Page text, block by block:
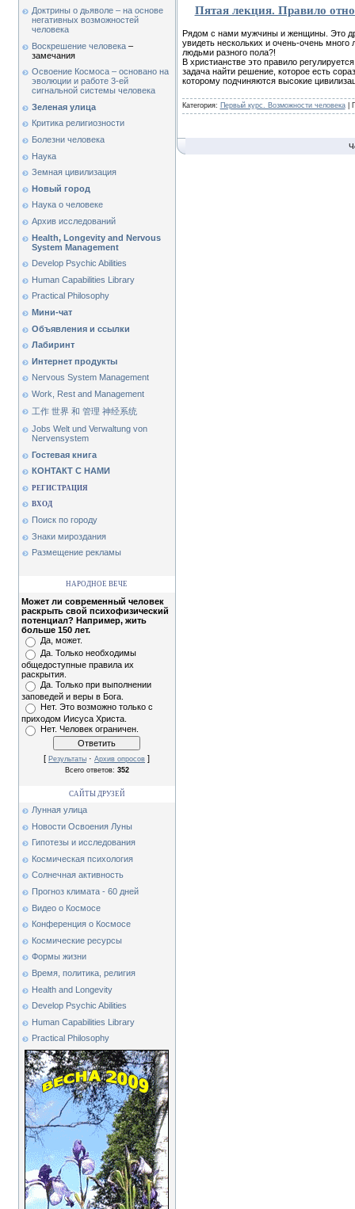
Доктрины о дьяволе – на основе
негативных возможностей
человека
Воскрешение человека–
замечания
Освоение Космоса – основано на
эволюции и работе 3-ей
сигнальной системы человека
Зеленая улица
Критика религиозности
Болезни человека
Наука
Земная цивилизация
Новый город
Наука о человеке
Архив исследований
Health, Longevity and Nervous
System Management
Develop Psychic Abilities
Human Capabilities Library
Practical Philosophy
Мини-чат
Объявления и ссылки
Лабиринт
Интернет продукты
Nervous System Management
Work, Rest and Management
工作 世界 和 管理 神经系统
Jobs Welt und Verwaltung von
Nervensystem
Гостевая книга
КОНТАКТ С НАМИ
РЕГИСТРАЦИЯ
ВХОД
Поиск по городу
Знаки мироздания
Размещение рекламы
НАРОДНОЕ ВЕЧЕ
Может ли современный человек
раскрыть свой психофизический
потенциал? Например, жить
больше 150 лет.
Да, может.
Да. Только необходимы
общедоступные правила их
раскрытия.
Да. Только при выполнении
заповедей и веры в Бога.
Нет. Это возможно только с
приходом Иисуса Христа.
Нет. Человек ограничен.
[ Результаты · Архив опросов ]
Всего ответов: 352
САЙТЫ ДРУЗЕЙ
Лунная улица
Новости Освоения Луны
Гипотезы и исследования
Космическая психология
Солнечная активность
Прогноз климата - 60 дней
Видео о Космосе
Конференция о Космосе
Космические ресурсы
Формы жизни
Время, политика, религия
Health and Longevity
Develop Psychic Abilities
Human Capabilities Library
Practical Philosophy
Пятая лекция. Правило
Рядом с нами мужчины и женщины. Это
увидеть нескольких и очень-очень
людьми разного пола?!
В христианстве это правило
задача найти решение, которое есть
которому подчиняются высокие
Категория: Первый курс. Возможности человека|